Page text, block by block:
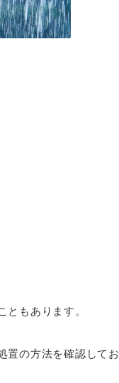
もあります。
置の方法を確認してお